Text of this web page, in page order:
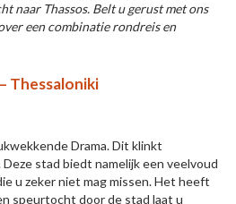
naar Thassos. Belt u gerust met ons
een combinatie rondreis en
Thessaloniki
Drama. Dit klinkt
stad biedt namelijk een veelvoud
u zeker niet mag missen. Het heeft
speurtocht door de stad laat u